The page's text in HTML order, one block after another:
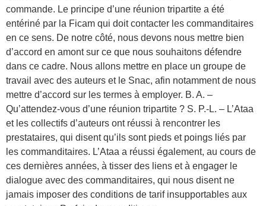
commande. Le principe d’une réunion tripartite a été
entériné par la Ficam qui doit contacter les commanditaires
en ce sens. De notre côté, nous devons nous mettre bien
d’accord en amont sur ce que nous souhaitons défendre
dans ce cadre. Nous allons mettre en place un groupe de
travail avec des auteurs et le Snac, afin notamment de nous
mettre d’accord sur les termes à employer. B. A. –
Qu’attendez-vous d’une réunion tripartite ? S. P.-L. – L’Ataa
et les collectifs d’auteurs ont réussi à rencontrer les
prestataires, qui disent qu’ils sont pieds et poings liés par
les commanditaires. L’Ataa a réussi également, au cours de
ces dernières années, à tisser des liens et à engager le
dialogue avec des commanditaires, qui nous disent ne
jamais imposer des conditions de tarif insupportables aux